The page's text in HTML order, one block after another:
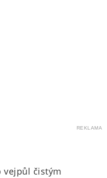
REKLAMA
vejpůl čistým